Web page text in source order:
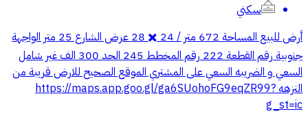
سكني
أرض للبيع المساحة 672 متر / 24 ✖️ 28 عرض الشارع 25 متر الواجهة
جنوبية رقم القطعة 222 رقم المخطط 245 الحد 300 الف غير شامل
السعي و الضريبه السعي على المشتري الموقع الصحيح للارض قريبة من
النزهه https://maps.app.goo.gl/ga6SUohoFG9eqZR99?
g_st=ic